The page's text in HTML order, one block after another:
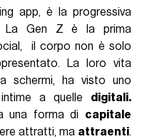
app, è la progressiva
La Gen Z è la prima
il corpo non è solo
La loro vita
schermi, ha visto uno
a quelle digitali.
una forma di capitale
attratti, ma attraenti.